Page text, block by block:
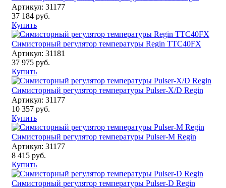
Артикул: 31177
37 184 руб.
Купить
Симисторный регулятор температуры Regin TTC40FX
Артикул: 31181
37 975 руб.
Купить
Симисторный регулятор температуры Pulser-Х/D Regin
Артикул: 31177
10 357 руб.
Купить
Симисторный регулятор температуры Pulser-М Regin
Артикул: 31177
8 415 руб.
Купить
Симисторный регулятор температуры Pulser-D Regin